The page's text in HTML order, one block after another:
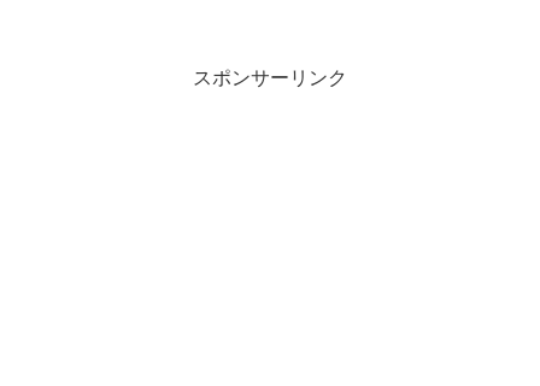
スポンサーリンク